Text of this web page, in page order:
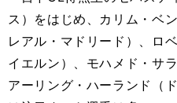
ス）をはじめ、カリム・ベ
レアル・マドリード）、ロ
イエルン）、モハメド・サ
アーリング・ハーランド（